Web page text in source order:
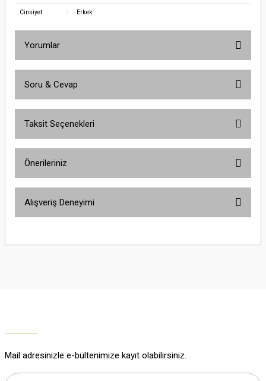
Cinsiyet : Erkek
Yorumlar
Soru & Cevap
Taksit Seçenekleri
Önerileriniz
yetersiz gördüğünüz noktaları öneri formunu kullanarak tarafımıza
Alışveriş Deneyimi
Mail adresinizle e-bültenimize kayıt olabilirsiniz.